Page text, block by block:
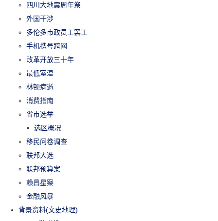
四川大地震周年祭
外国干涉
多伦多市政员工罢工
手机携号跨网
改革开放三十年
最低室温
林顿病逝
消费指南
省市选举
选区概况
移民问卷调查
联邦大选
联邦预算案
赖昌星案
金融风暴
背景资料(文史地理)